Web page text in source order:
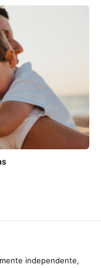
independente,